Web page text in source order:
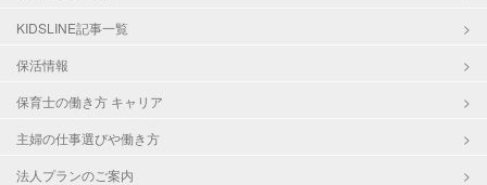
KIDSLINE記事一覧
保活情報
保育士の働き方 キャリア
主婦の仕事選びや働き方
法人プランのご案内